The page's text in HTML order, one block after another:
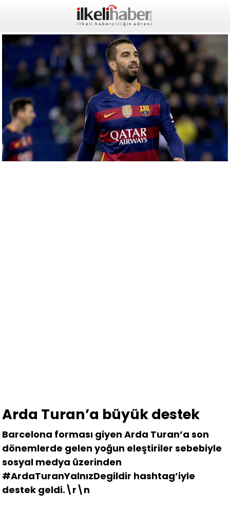
Arda Turan’a büyük destek
Barcelona forması giyen Arda Turan’a son
dönemlerde gelen yoğun eleştiriler sebebiyle
sosyal medya üzerinden
#ArdaTuranYalnızDegildir hashtag’iyle
destek geldi.\r\n